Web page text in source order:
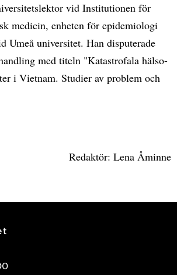
vid Institutionen för
medicin, enheten för epidemiologi
Umeå universitet. Han disputerade
med titeln "Katastrofala hälso-
i Vietnam. Studier av problem och
Redaktör: Lena Åminne